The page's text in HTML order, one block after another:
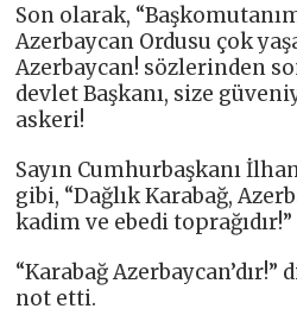
Son olarak,
Azerbaycan Ordusu çok
Azerbaycan! sözlerinden
devlet Başkanı, size
askeri!
Sayın Cumhurbaşkanı
gibi, “Dağlık Karabağ,
kadim ve ebedi toprağıdır!”
“Karabağ
not etti.